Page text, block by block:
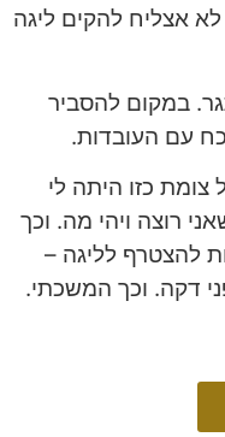
אצליח להקים ליגה
במקום להסביר
עם העובדות.
כזו היתה לי
רוצה ויהי מה. וכך
להצטרף לליגה –
זה 100 אחוז יותר ממה שהיה לפני דקה. וכך המשכתי.